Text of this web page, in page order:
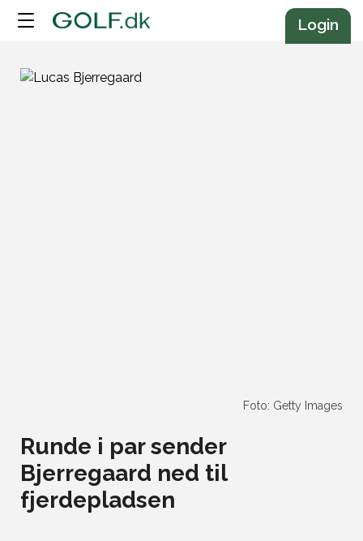
Annonce
Login
Foto: Getty Images
Runde i par sender
Bjerregaard ned til
fjerdepladsen